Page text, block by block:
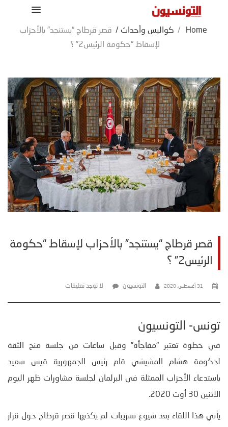
Home
/ كواليس وأحداث / قصر قرطاج “يستنجد” بالأحزاب
لإسقاط “حكومة الرئيس2” ؟
قصر قرطاج “يستنجد” بالأحزاب لإسقاط “حكومة
الرئيس2” ؟
31 أغسطس، 2020 التونسيون لا توجد تعليقات
تونس- التونسيون
في خطوة تعتبر “مفاجأة” وقبل ساعات من جلسة منح الثقة
لحكومة هشام المشيشي قام رئيس الجمهورية قيس سعيد
باستدعاء الأحزاب الممثلة في البرلمان لجلسة مشاورات ظهر اليوم
الاثنين 30 أوت 2020.
يأتي هذا اللقاء بعد شيوع تسريبات لم يكذبها قصر قرطاج حول قرار